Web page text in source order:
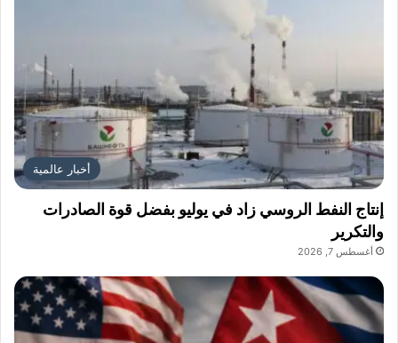
أخبار عالمية
إنتاج النفط الروسي زاد في يوليو بفضل قوة الصادرات
والتكرير
أغسطس 7, 2026